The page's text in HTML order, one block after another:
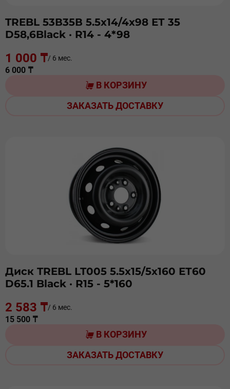
TREBL 53В35В 5.5х14/4х98 ЕТ 35
D58,6Black · R14 - 4*98
1 000 ₸/ 6 мес.
6 000 ₸
В КОРЗИНУ
ЗАКАЗАТЬ ДОСТАВКУ
Диск TREBL LT005 5.5х15/5х160 ЕТ60
D65.1 Black · R15 - 5*160
2 583 ₸/ 6 мес.
15 500 ₸
В КОРЗИНУ
ЗАКАЗАТЬ ДОСТАВКУ